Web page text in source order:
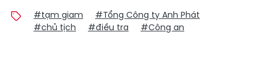
#tạm giam
#Tổng Công ty Anh Phát
#chủ tịch
#điều tra #Công an